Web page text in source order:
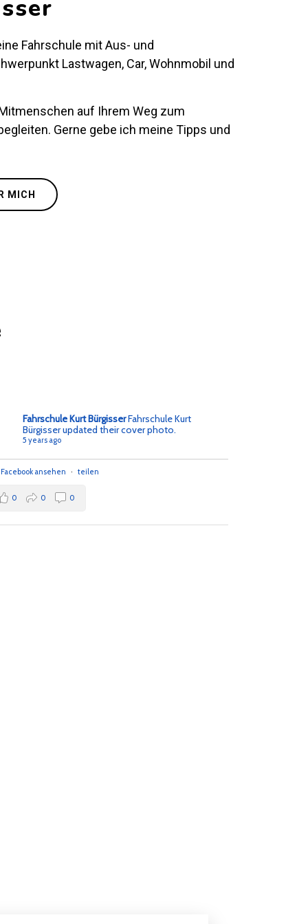
Fahrschule mit Aus- und
Lastwagen, Car, Wohnmobil und
auf Ihrem Weg zum
Gerne gebe ich meine Tipps und
MICH
Fahrschule Kurt BürgisserFahrschule Kurt
Bürgisser updated their cover photo.
5 years ago
ansehen · teilen
0 0 0